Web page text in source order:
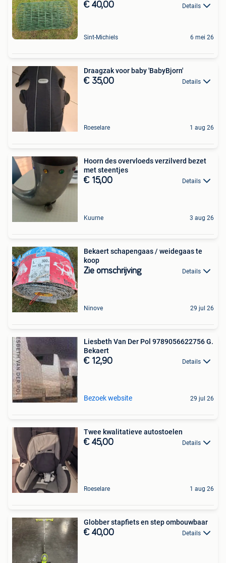
€ 40,00 Details
Sint-Michiels 6 mei 26
Draagzak voor baby 'BabyBjorn'
€ 35,00 Details
Roeselare 1 aug 26
Hoorn des overvloeds verzilverd bezet
met steentjes
€ 15,00 Details
Kuurne 3 aug 26
Bekaert schapengaas / weidegaas te
koop
Zie omschrijving Details
Ninove 29 jul 26
Liesbeth Van Der Pol 9789056622756 G.
Bekaert
€ 12,90 Details
Bezoek website 29 jul 26
Twee kwalitatieve autostoelen
€ 45,00 Details
Roeselare 1 aug 26
Globber stapfiets en step ombouwbaar
€ 40,00 Details